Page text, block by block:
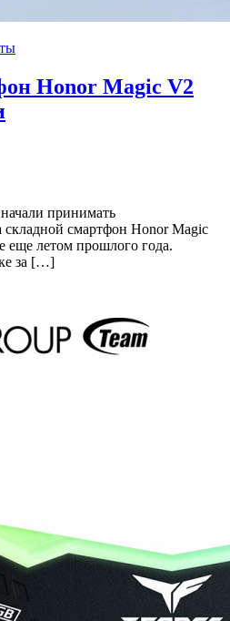
Honor Magic V2
принимать
складной смартфон Honor Magic
летом прошлого года.
за […]